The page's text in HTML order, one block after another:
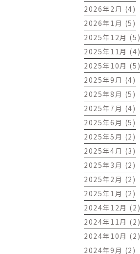
2026年2月 (4)
2026年1月 (5)
2025年12月 (5)
2025年11月 (4)
2025年10月 (5)
2025年9月 (4)
2025年8月 (5)
2025年7月 (4)
2025年6月 (5)
2025年5月 (2)
2025年4月 (3)
2025年3月 (2)
2025年2月 (2)
2025年1月 (2)
2024年12月 (2)
2024年11月 (2)
2024年10月 (2)
2024年9月 (2)